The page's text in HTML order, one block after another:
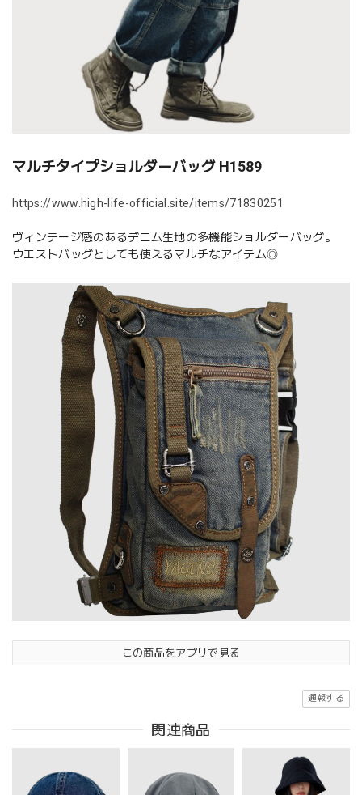
マルチタイプショルダーバッグ H1589
https://www.high-life-official.site/items/71830251
ヴィンテージ感のあるデニム生地の多機能ショルダーバッグ。
ウエストバッグとしても使えるマルチなアイテム◎
この商品をアプリで見る
通報する
関連商品